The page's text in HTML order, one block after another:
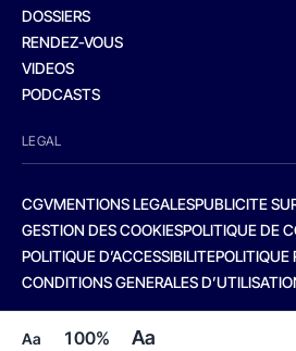
Aa 100% Aa
DOSSIERS
RENDEZ-VOUS
VIDEOS
PODCASTS
LEGAL
CGVMENTIONS LEGALESPUBLICITE
GESTION DES COOKIESPOLITIQUE DE
POLITIQUE D’ACCESSIBILITEPOLITIQUE
CONDITIONS GENERALES